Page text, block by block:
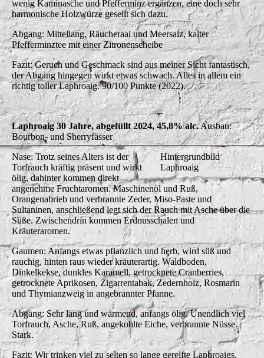
wenig Kaminasche und Pfefferminz ergänzen, eine doch sehr
harmonische Holzwürze gesellt sich dazu.
Abgang: Mittellang, Räucheraal und Meersalz, kalter
Pfefferminztee mit einer Zitronenscheibe
Fazit: Geruch und Geschmack sind aus meiner Sicht fantastisch,
der Abgang hingegen wirkt etwas schwach. Alles in allem ein
richtig toller Laphroaig. 90/100 Punkte (2022).
Laphroaig 30 Jahre, abgefüllt 2024, 45,8% alc.Ausbau:
Bourbon- und Sherryfässer
Hintergrundbild
Laphroaig
Nase: Trotz seines Alters ist der
Torfrauch kräftig präsent und wirkt
ölig, dahinter kommen direkt
angenehme Fruchtaromen. Maschinenöl und Ruß,
Orangenabrieb und verbrannte Zeder, Miso-Paste und
Sultaninen, anschließend legt sich der Rauch mit Asche über die
Süße. Zwischendrin kommen Erdnusschalen und
Kräuteraromen.
Gaumen: Anfangs etwas pflanzlich und herb, wird süß und
rauchig, hinten raus wieder kräuterartig. Waldboden,
Dinkelkekse, dunkles Karamell, getrocknete Cranberries,
getrocknete Aprikosen, Zigarrentabak, Zedernholz, Rosmarin
und Thymianzweig in angebrannter Pfanne.
Abgang: Sehr lang und wärmend, anfangs ölig. Unendlich viel
Torfrauch, Asche, Ruß, angekohlte Eiche, verbrannte Nüsse.
Stark.
Fazit: Wir trinken viel zu selten so lange gereifte Laphroaigs,